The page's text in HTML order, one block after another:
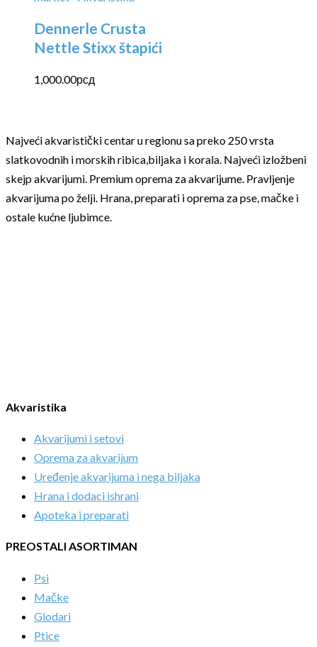
Dennerle Crusta
Nettle Stixx štapići
1,000.00рсд
Najveći akvaristički centar u regionu sa preko 250 vrsta
slatkovodnih i morskih ribica,biljaka i korala. Najveći izložbeni
skejp akvarijumi. Premium oprema za akvarijume. Pravljenje
akvarijuma po želji. Hrana, preparati i oprema za pse, mačke i
ostale kućne ljubimce.
Akvaristika
Akvarijumi i setovi
Oprema za akvarijum
Uređenje akvarijuma i nega biljaka
Hrana i dodaci ishrani
Apoteka i preparati
PREOSTALI ASORTIMAN
Psi
Mačke
Glodari
Ptice